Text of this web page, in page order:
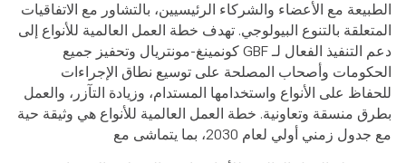
الطبيعة مع الأعضاء والشركاء الرئيسيين، بالتشاور مع الاتفاقيات
المتعلقة بالتنوع البيولوجي. تهدف خطة العمل العالمية للأنواع إلى
دعم التنفيذ الفعال لـ GBF كونمينغ-مونتريال وتحفيز جميع
الحكومات وأصحاب المصلحة على توسيع نطاق الإجراءات
للحفاظ على الأنواع واستخدامها المستدام، وزيادة التآزر، والعمل
بطرق منسقة وتعاونية. خطة العمل العالمية للأنواع هي وثيقة حية
مع جدول زمني أولي لعام 2030، بما يتماشى مع